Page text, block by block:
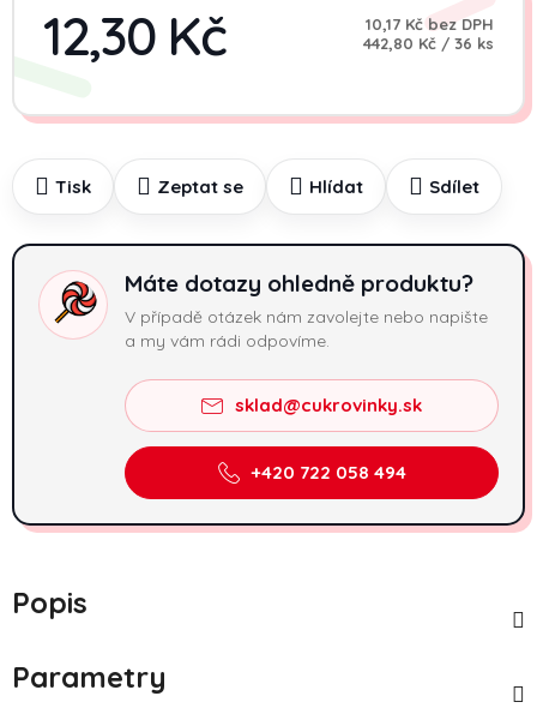
12,30 Kč
10,17 Kč bez DPH
Měrná cena:
442,80 Kč / 36 ks
Tisk Zeptat se Hlídat Sdílet
Máte dotazy ohledně produktu?
V případě otázek nám zavolejte nebo napište
a my vám rádi odpovíme.
sklad@cukrovinky.sk
+420 722 058 494
Popis
Parametry